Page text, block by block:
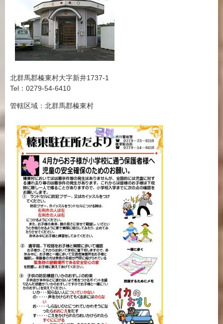
北群馬郡榛東村大字新井1737-1
Tel：0279-54-6410
管轄区域：北群馬郡榛東村